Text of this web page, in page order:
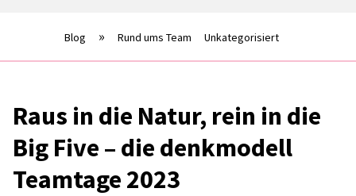
Blog Rund ums Team Unkategorisiert
Raus in die Natur, rein in die
Big Five – die denk­mo­dell
Team­tage 2023